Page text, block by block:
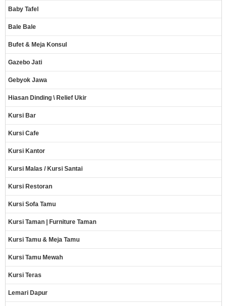
Baby Tafel
Bale Bale
Bufet & Meja Konsul
Gazebo Jati
Gebyok Jawa
Hiasan Dinding \ Relief Ukir
Kursi Bar
Kursi Cafe
Kursi Kantor
Kursi Malas / Kursi Santai
Kursi Restoran
Kursi Sofa Tamu
Kursi Taman | Furniture Taman
Kursi Tamu & Meja Tamu
Kursi Tamu Mewah
Kursi Teras
Lemari Dapur